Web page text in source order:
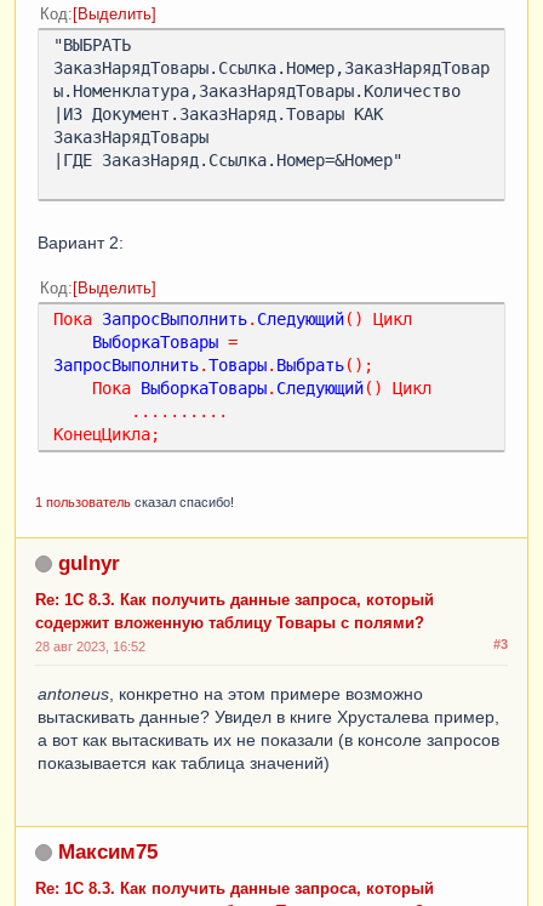
Код Выделить
"ВЫБРАТЬ
ЗаказНарядТовары.Ссылка.Номер,ЗаказНарядТовар
ы.Номенклатура,ЗаказНарядТовары.Количество
|ИЗ Документ.ЗаказНаряд.Товары КАК
ЗаказНарядТовары
|ГДЕ ЗаказНаряд.Ссылка.Номер=&Номер"
Вариант 2:
Код Выделить
Пока ЗапросВыполнить. Следующий()
Цикл
ВыборкаТовары =
ЗапросВыполнить.Товары. Выбрать();
Пока ВыборкаТовары. Следующий()
Цикл
..........
КонецЦикла;
1 пользователь сказал спасибо!
gulnyr
Re: 1С 8.3. Как получить данные запроса, который
содержит вложенную таблицу Товары с полями?
#3
28 авг 2023, 16:52
antoneus , конкретно на этом примере возможно
вытаскивать данные? Увидел в книге Хрусталева пример,
а вот как вытаскивать их не показали (в консоле запросов
показывается как таблица значений)
Максим75
Re: 1С 8.3. Как получить данные запроса, который